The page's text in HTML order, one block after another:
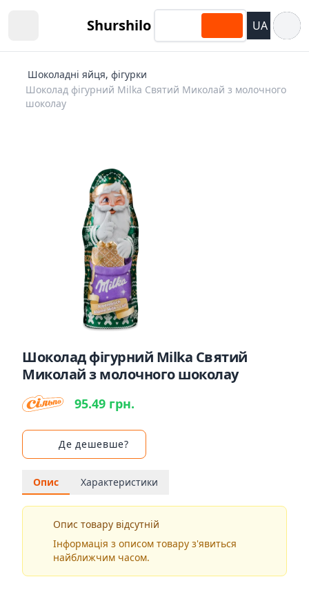
Shurshilo UA
Шоколадні яйця, фігурки
Шоколад фігурний Milka Святий Миколай з молочного
шоколау
Шоколад фігурний Milka Святий
Миколай з молочного шоколау
95.49 грн.
Де дешевше?
Опис Характеристики
Опис товару відсутній
Інформація з описом товару з'явиться
найближчим часом.